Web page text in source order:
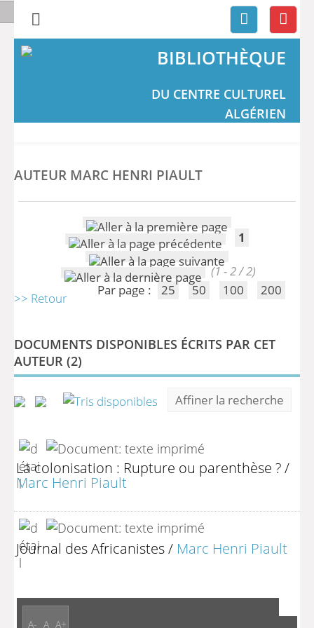
BIBLIOTHÈQUE
DU CENTRE CULTUREL
ALGÉRIEN
AUTEUR MARC HENRI PIAULT
1
(1 - 2 / 2)
Par page :
25 50 100 200
>> Retour
DOCUMENTS DISPONIBLES ÉCRITS PAR CET
AUTEUR (2)
Affiner la recherche
La colonisation : Rupture ou parenthèse ?/
Marc Henri Piault
Journal des Africanistes/ Marc Henri Piault
A- A A+